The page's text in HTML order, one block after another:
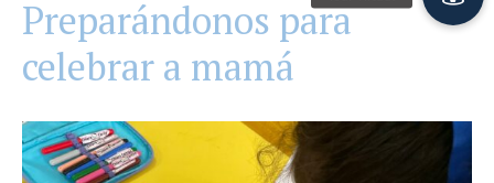
Preparándonos para
celebrar a mamá